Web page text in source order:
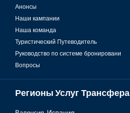
Анонсы
Наши кампании
Наша команда
Туристический Путеводитель
Руководство по системе бронировани
Вопросы
Регионы Услуг Трансфера